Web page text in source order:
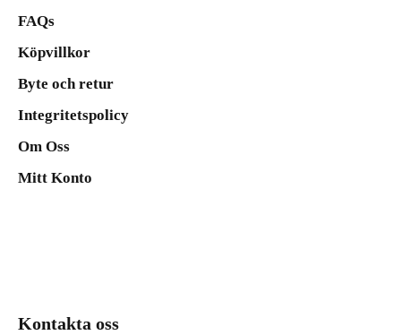
FAQs
Köpvillkor
Byte och retur
Integritetspolicy
Om Oss
Mitt Konto
Kontakta oss